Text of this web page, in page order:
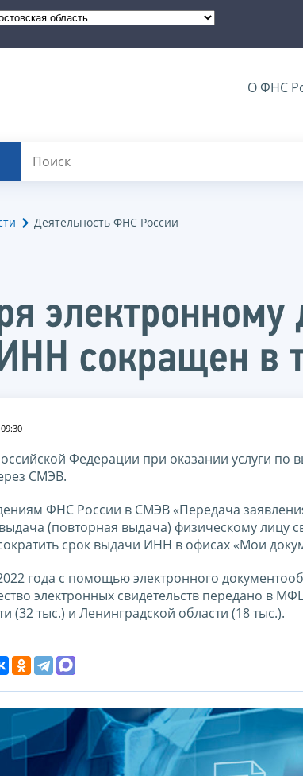
О ФНС
Деятельность ФНС России
сокращен в
Федерации при оказании услуги
СМЭВ.
ФНС России в СМЭВ «Передача
(повторная выдача) физическому лицу
срок выдачи ИНН в офисах «Мои
года с помощью электронного
электронных свидетельств передано в
(32 тыс.) и Ленинградской области (18 тыс.).